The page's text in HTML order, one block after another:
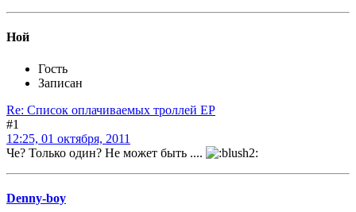
Ной
Гость
Записан
Re: Список оплачиваемых троллей ЕР
#1
12:25, 01 октября, 2011
Че? Только один? Не может быть ....
Denny-boy